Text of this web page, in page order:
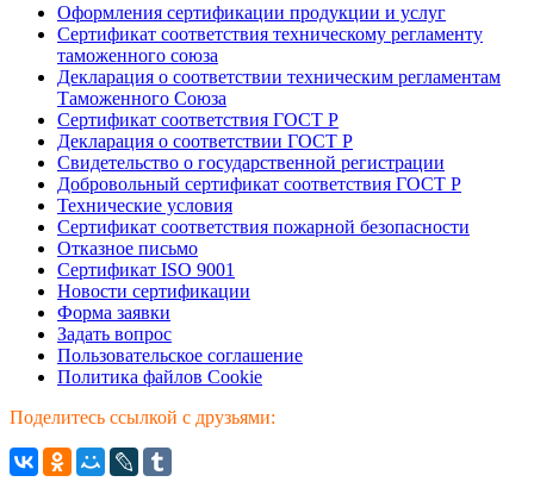
Оформления сертификации продукции и услуг
Сертификат соответствия техническому регламенту
таможенного союза
Декларация о соответствии техническим регламентам
Таможенного Союза
Сертификат соответствия ГОСТ Р
Декларация о соответствии ГОСТ Р
Свидетельство о государственной регистрации
Добровольный сертификат соответствия ГОСТ Р
Технические условия
Сертификат соответствия пожарной безопасности
Отказное письмо
Сертификат ISO 9001
Новости сертификации
Форма заявки
Задать вопрос
Пользовательское соглашение
Политика файлов Cookie
Поделитесь ссылкой с друзьями: